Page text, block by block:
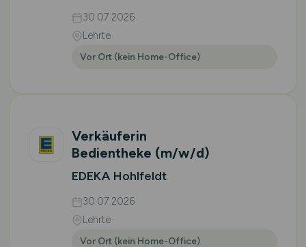
30.07.2026
Lehrte
Vor Ort (kein Home-Office)
Verkäuferin
Bedientheke (m/w/d)
EDEKA Hohlfeldt
30.07.2026
Lehrte
Vor Ort (kein Home-Office)